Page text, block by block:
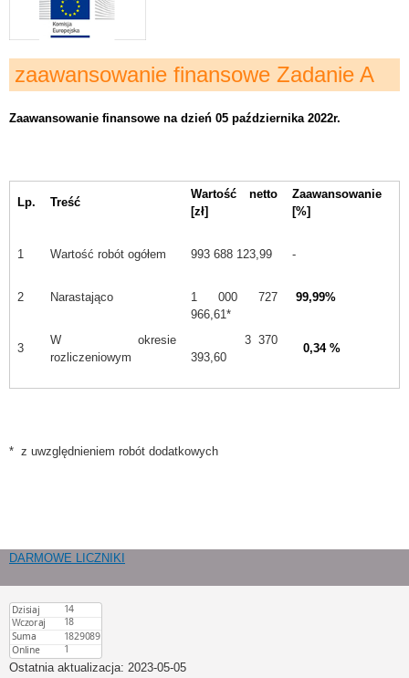
zaawansowanie finansowe Zadanie A
Zaawansowanie finansowe na dzień 05 października 2022r.
Lp. Treść
Wartość netto
[zł]
Zaawansowanie
[%]
1 Wartość robót ogółem 993 688 123,99 -
2 Narastająco
1 000 727
966,61*
99,99%
3
W okresie
rozliczeniowym
3 370
393,60
0,34 %
* z uwzględnieniem robót dodatkowych
DARMOWE LICZNIKI
Ostatnia aktualizacja: 2023-05-05